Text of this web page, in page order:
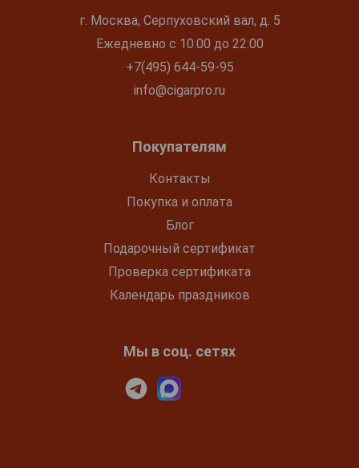
г. Москва, Серпуховский вал, д. 5
Ежедневно с 10:00 до 22:00
+7(495) 644-59-95
info@cigarpro.ru
Покупателям
Контакты
Покупка и оплата
Блог
Подарочный сертификат
Проверка сертификата
Календарь праздников
Мы в соц. сетях